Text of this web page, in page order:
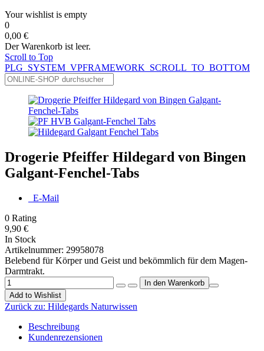
Your wishlist is empty
0
0,00 €
Der Warenkorb ist leer.
Scroll to Top
PLG_SYSTEM_VPFRAMEWORK_SCROLL_TO_BOTTOM
Drogerie Pfeiffer Hildegard von Bingen
Galgant-Fenchel-Tabs
E-Mail
0 Rating
9,90 €
In Stock
Artikelnummer: 29958078
Belebend für Körper und Geist und bekömmlich für dem Magen-
Darmtrakt.
Add to Wishlist
Zurück zu: Hildegards Naturwissen
Beschreibung
Kundenrezensionen